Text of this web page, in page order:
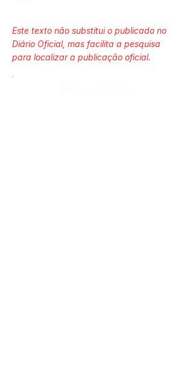
Este texto não substitui o publicado no
Diário Oficial, mas facilita a pesquisa
para localizar a publicação oficial.